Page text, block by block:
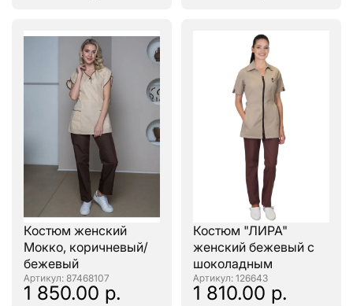
Костюм женский
Мокко, коричневый/
бежевый
: 87468107
1 850.00 р.
Костюм "ЛИРА"
женский бежевый с
шоколадным
: 126643
1 810.00 р.